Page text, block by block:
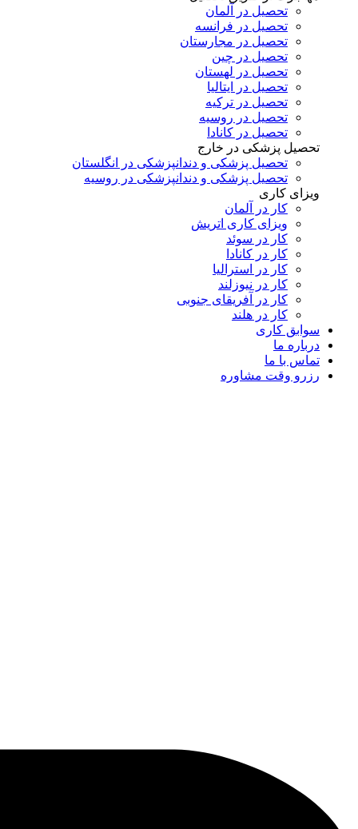
تحصیل در آلمان
تحصیل در فرانسه
تحصیل در مجارستان
تحصیل در چین
تحصیل در لهستان
تحصیل در ایتالیا
تحصیل در ترکیه
تحصیل در روسیه
تحصیل در کانادا
تحصیل پزشکی در خارج
تحصیل پزشکی و دندانپزشکی در انگلستان
تحصیل پزشکی و دندانپزشکی در روسیه
ویزای کاری
کار در آلمان
ویزای کاری اتریش
کار در سوئد
کار در کانادا
کار در استرالیا
کار در نیوزلند
کار در آفریقای جنوبی
کار در هلند
سوابق کاری
درباره ما
تماس با ما
رزرو وقت مشاوره